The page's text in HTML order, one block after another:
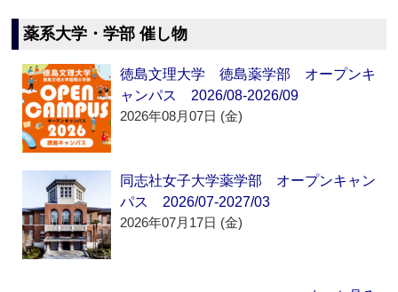
薬系大学・学部 催し物
徳島文理大学 徳島薬学部 オープンキ
ャンパス 2026/08-2026/09
2026年08月07日 (金)
同志社女子大学薬学部 オープンキャン
パス 2026/07-2027/03
2026年07月17日 (金)